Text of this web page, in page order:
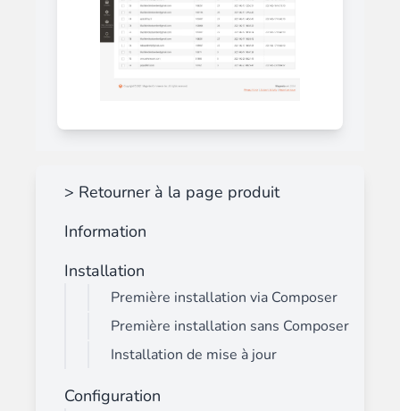
> Retourner à la page produit
Information
Installation
Première installation via Composer
Première installation sans Composer
Installation de mise à jour
Configuration